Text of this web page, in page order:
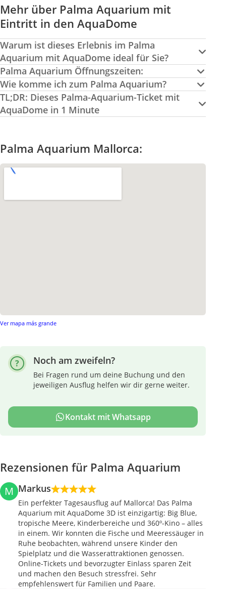
Mehr über Palma Aquarium mit
Eintritt in den AquaDome
Warum ist dieses Erlebnis im Palma
Aquarium mit AquaDome ideal für Sie?
Palma Aquarium Öffnungszeiten:
Wie komme ich zum Palma Aquarium?
TL;DR: Dieses Palma-Aquarium-Ticket mit
AquaDome in 1 Minute
Palma Aquarium Mallorca:
Ver mapa más grande
Noch am zweifeln?
Bei Fragen rund um deine Buchung und den
jeweiligen Ausflug helfen wir dir gerne weiter.
Kontakt mit Whatsapp
Rezensionen für Palma Aquarium
M Markus
Ein perfekter Tagesausflug auf Mallorca! Das Palma
Aquarium mit AquaDome 3D ist einzigartig: Big Blue,
tropische Meere, Kinderbereiche und 360º-Kino – alles
in einem. Wir konnten die Fische und Meeressäuger in
Ruhe beobachten, während unsere Kinder den
Spielplatz und die Wasserattraktionen genossen.
Online-Tickets und bevorzugter Einlass sparen Zeit
und machen den Besuch stressfrei. Sehr
empfehlenswert für Familien und Paare.